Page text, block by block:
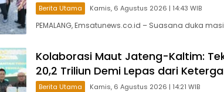
Berita Utama Kamis, 6 Agustus 2026 | 14:43 WIB
PEMALANG, Emsatunews.co.id – Suasana duka
Kolaborasi Maut Jateng-Kaltim:
20,2 Triliun Demi Lepas dari
Berita Utama Kamis, 6 Agustus 2026 | 14:21 WIB